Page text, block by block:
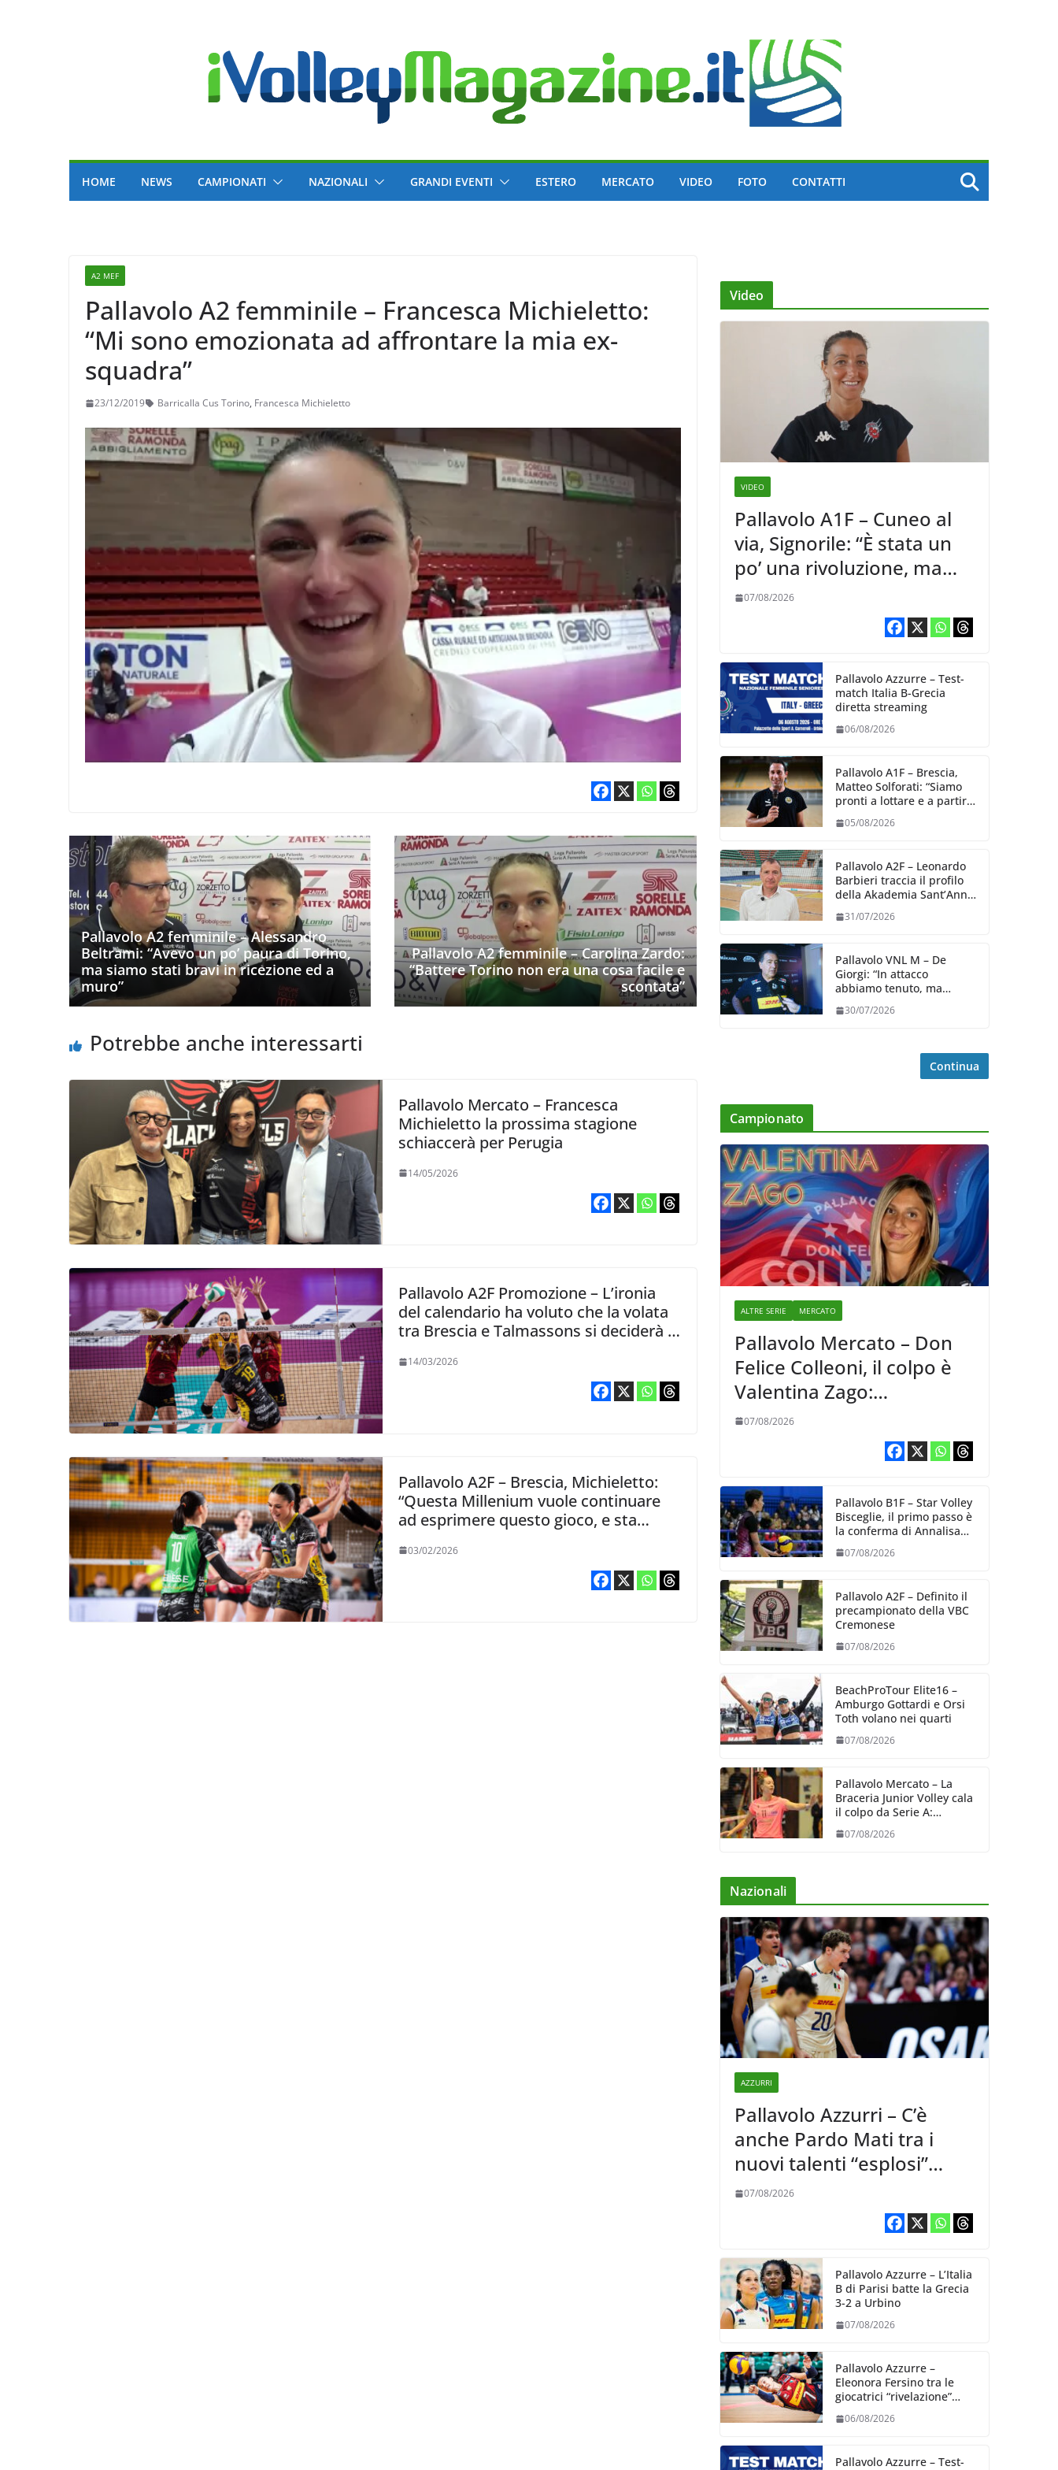
HOME NEWS CAMPIONATI NAZIONALI GRANDI EVENTI ESTERO MERCATO VIDEO FOTO CONTATTI
A2 MEF
Pallavolo A2 femminile – Francesca Michieletto:
“Mi sono emozionata ad affrontare la mia ex-
squadra”
23/12/2019 Barricalla Cus Torino, Francesca Michieletto
Pallavolo A2 femminile – Alessandro
Beltrami: “Avevo un po’ paura di Torino,
ma siamo stati bravi in ricezione ed a
muro”
Pallavolo A2 femminile – Carolina Zardo:
“Battere Torino non era una cosa facile e
scontata”
Potrebbe anche interessarti
Pallavolo Mercato – Francesca
Michieletto la prossima stagione
schiaccerà per Perugia
14/05/2026
Pallavolo A2F Promozione – L’ironia
del calendario ha voluto che la volata
tra Brescia e Talmassons si deciderà a
14/03/2026
Pallavolo A2F – Brescia, Michieletto:
“Questa Millenium vuole continuare
ad esprimere questo gioco, e sta
03/02/2026
Video
VIDEO
Pallavolo A1F – Cuneo al
via, Signorile: “È stata un
po’ una rivoluzione, ma
abbiamo le idee chiare siu
cosa vogliamo fare”
07/08/2026
Pallavolo Azzurre – Test-
match Italia B-Grecia
diretta streaming
06/08/2026
Pallavolo A1F – Brescia,
Matteo Solforati: “Siamo
pronti a lottare e a partire
giorno”
05/08/2026
Pallavolo A2F – Leonardo
Barbieri traccia il profilo
della Akademia Sant’Anna
31/07/2026
Pallavolo VNL M – De
Giorgi: “In attacco
abbiamo tenuto, ma
dalla prestazione in
30/07/2026
Continua
Campionato
ALTRE SERIE MERCATO
Pallavolo Mercato – Don
Felice Colleoni, il colpo è
Valentina Zago:
esperienza e oltre 5.000
punti al servizio di
07/08/2026
Pallavolo B1F – Star Volley
Bisceglie, il primo passo è
la conferma di Annalisa
Mileno
07/08/2026
Pallavolo A2F – Definito il
precampionato della VBC
Cremonese
07/08/2026
BeachProTour Elite16 –
Amburgo Gottardi e Orsi
Toth volano nei quarti
07/08/2026
Pallavolo Mercato – La
Braceria Junior Volley cala
il colpo da Serie A:
Barbara Varaldo è il nuovo
riferimento dell’attacco
07/08/2026
Nazionali
AZZURRI
Pallavolo Azzurri – C’è
anche Pardo Mati tra i
nuovi talenti “esplosi”
nella VNL 2026 per
07/08/2026
Pallavolo Azzurre – L’Italia
B di Parisi batte la Grecia
3-2 a Urbino
07/08/2026
Pallavolo Azzurre –
Eleonora Fersino tra le
giocatrici “rivelazione”
Volleyball World
06/08/2026
Pallavolo Azzurre – Test-